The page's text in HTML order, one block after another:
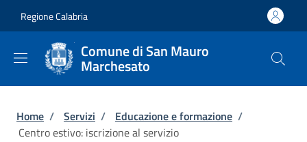
Regione Calabria
Comune di San Mauro
Marchesato
Briciole di pane
Home / Servizi / Educazione e formazione /
Centro estivo: iscrizione al servizio